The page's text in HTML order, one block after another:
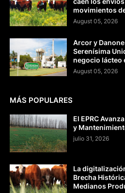
movimientos
August 05, 2026
Arcor y
Serenísima
negocio lácteo
August 05, 2026
MÁS POPULARES
El EPRC
y
julio 31, 2026
La
Brecha
Medianos